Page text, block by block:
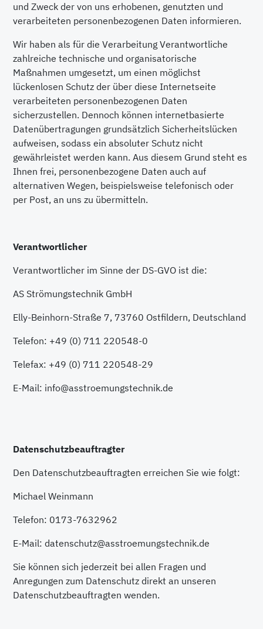
und Zweck der von uns erhobenen, genutzten und
verarbeiteten personenbezogenen Daten informieren.
Wir haben als für die Verarbeitung Verantwortliche
zahlreiche technische und organisatorische
Maßnahmen umgesetzt, um einen möglichst
lückenlosen Schutz der über diese Internetseite
verarbeiteten personenbezogenen Daten
sicherzustellen. Dennoch können internetbasierte
Datenübertragungen grundsätzlich Sicherheitslücken
aufweisen, sodass ein absoluter Schutz nicht
gewährleistet werden kann. Aus diesem Grund steht es
Ihnen frei, personenbezogene Daten auch auf
alternativen Wegen, beispielsweise telefonisch oder
per Post, an uns zu übermitteln.
Verantwortlicher
Verantwortlicher im Sinne der DS-GVO ist die:
AS Strömungstechnik GmbH
Elly-Beinhorn-Straße 7, 73760 Ostfildern, Deutschland
Telefon: +49 (0) 711 220548-0
Telefax: +49 (0) 711 220548-29
E-Mail: info@asstroemungstechnik.de
Datenschutzbeauftragter
Den Datenschutzbeauftragten erreichen Sie wie folgt:
Michael Weinmann
Telefon: 0173-7632962
E-Mail: datenschutz@asstroemungstechnik.de
Sie können sich jederzeit bei allen Fragen und
Anregungen zum Datenschutz direkt an unseren
Datenschutzbeauftragten wenden.